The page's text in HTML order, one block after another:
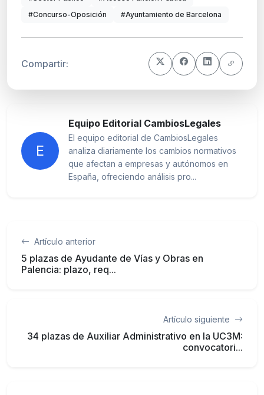
#Concurso-Oposición
#Ayuntamiento de Barcelona
Compartir:
E
Equipo Editorial CambiosLegales
El equipo editorial de CambiosLegales
analiza diariamente los cambios normativos
que afectan a empresas y autónomos en
España, ofreciendo análisis pro...
Artículo anterior
5 plazas de Ayudante de Vías y Obras en
Palencia: plazo, req...
Artículo siguiente
34 plazas de Auxiliar Administrativo en la UC3M:
convocatori...